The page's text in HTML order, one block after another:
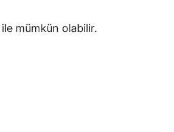
ile mümkün olabilir.